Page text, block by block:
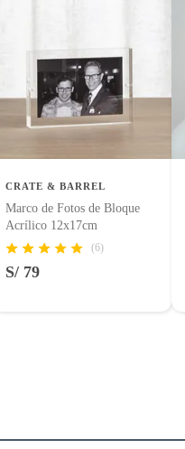
CRATE & BARREL
Marco de Fotos de Bloque
Acrílico 12x17cm
(6)
S/ 79